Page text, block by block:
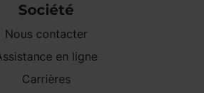
Société
Nous contacter
en ligne
Carrières